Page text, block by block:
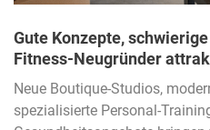
Gute Konzepte,
Fitness-Neugründer
Neue Boutique-Studios,
spezialisierte Personal-